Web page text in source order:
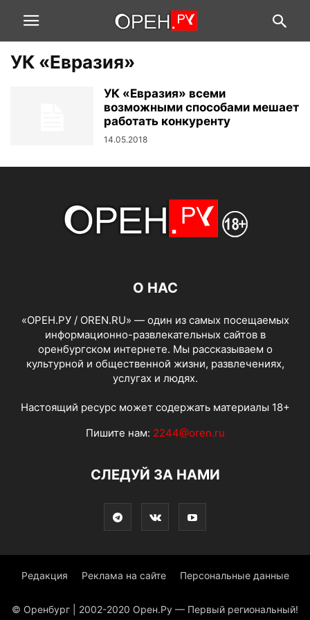
УК «Евразия»
УК «Евразия» всеми
возможными способами мешает
работать конкуренту
14.05.2018
О НАС
«ОРЕН.РУ / OREN.RU» — один из самых посещаемых
информационно-развлекательных сайтов в
оренбургском интернете. Мы рассказываем о
культурной и общественной жизни, развлечениях,
услугах и людях.
Настоящий ресурс может содержать материалы 18+
Пишите нам: 2244@oren.ru
СЛЕДУЙ ЗА НАМИ
Редакция Реклама на сайте Персональные данные
© Оренбург | 2002-2020 Орен.Ру — Первый региональный!